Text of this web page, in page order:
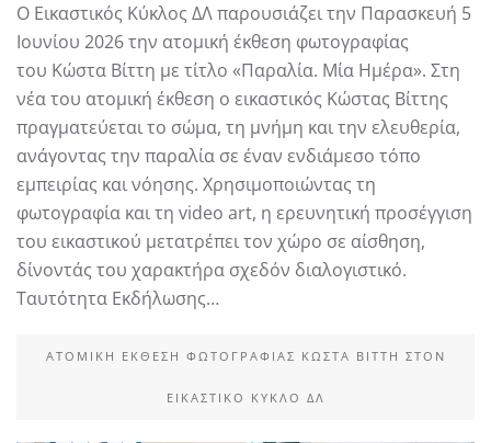
Ο Εικαστικός Κύκλος ΔΛ παρουσιάζει την Παρασκευή 5
Ιουνίου 2026 την ατομική έκθεση φωτογραφίας
του Κώστα Βίττη με τίτλο «Παραλία. Μία Ημέρα». Στη
νέα του ατομική έκθεση ο εικαστικός Κώστας Βίττης
πραγματεύεται το σώμα, τη μνήμη και την ελευθερία,
ανάγοντας την παραλία σε έναν ενδιάμεσο τόπο
εμπειρίας και νόησης. Χρησιμοποιώντας τη
φωτογραφία και τη video art, η ερευνητική προσέγγιση
του εικαστικού μετατρέπει τον χώρο σε αίσθηση,
δίνοντάς του χαρακτήρα σχεδόν διαλογιστικό.
Ταυτότητα Εκδήλωσης…
ΑΤΟΜΙΚΉ ΈΚΘΕΣΗ ΦΩΤΟΓΡΑΦΊΑΣ ΚΏΣΤΑ ΒΊΤΤΗ ΣΤΟΝ
ΕΙΚΑΣΤΙΚΌ ΚΎΚΛΟ ΔΛ